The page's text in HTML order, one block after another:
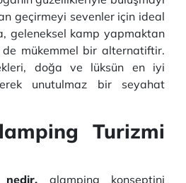
geçirmeyi sevenler için ideal
geleneksel kamp yapmaktan
mükemmel bir alternatiftir.
doğa ve lüksün en iyi
unutulmaz bir seyahat
Turizmi
glamping konseptini